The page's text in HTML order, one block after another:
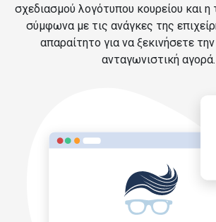
σχεδιασμού λογότυπου κουρείου και
σύμφωνα με τις ανάγκες της
απαραίτητο για να ξεκινήσετε
ανταγωνιστική αγορά.